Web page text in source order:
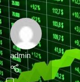
admin